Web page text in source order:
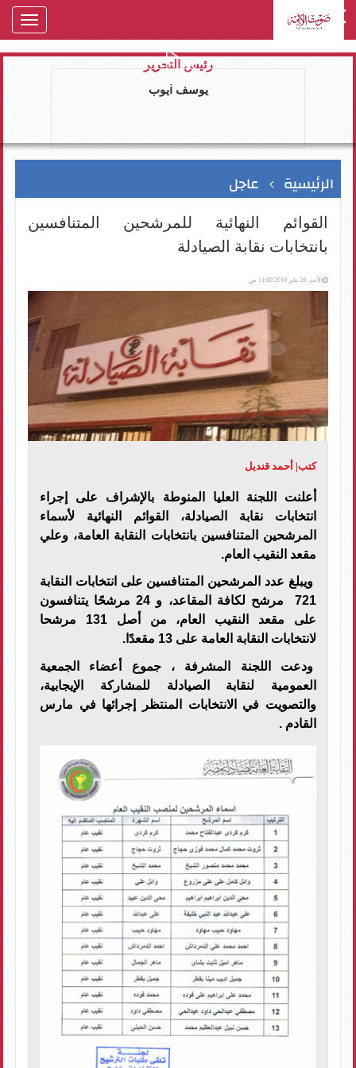
رئيس التحرير
يوسف ايوب
الرئيسية عاجل
القوائم النهائية للمرشحين المتنافسين
بانتخابات نقابة الصيادلة
الأحد، 20 يناير 2019 11:00 ص
كتب| أحمد قنديل
أعلنت اللجنة العليا المنوطة بالإشراف على إجراء
انتخابات نقابة الصيادلة، القوائم النهائية لأسماء
المرشحين المتنافسين بانتخابات النقابة العامة، وعلي
مقعد النقيب العام.
ويبلغ عدد المرشحين المتنافسين على انتخابات النقابة
721 مرشح لكافة المقاعد، و 24 مرشحًا يتنافسون
على مقعد النقيب العام، من أصل 131 مرشحا
لانتخابات النقابة العامة على 13 مقعدًا.
ودعت اللجنة المشرفة ، جموع أعضاء الجمعية
العمومية لنقابة الصيادلة للمشاركة الإيجابية،
والتصويت في الانتخابات المنتظر إجرائها في مارس
القادم .